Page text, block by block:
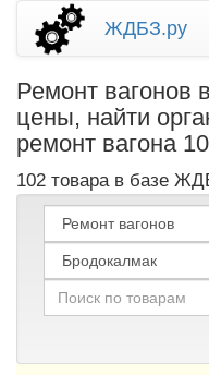
ЖДБЗ.ру
Ремонт вагонов
цены, найти
ремонт вагона
102 товара в базе